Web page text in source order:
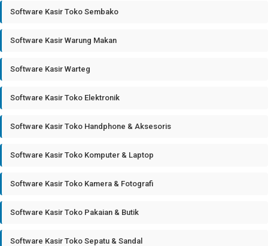
Software Kasir Toko Sembako
Software Kasir Warung Makan
Software Kasir Warteg
Software Kasir Toko Elektronik
Software Kasir Toko Handphone & Aksesoris
Software Kasir Toko Komputer & Laptop
Software Kasir Toko Kamera & Fotografi
Software Kasir Toko Pakaian & Butik
Software Kasir Toko Sepatu & Sandal